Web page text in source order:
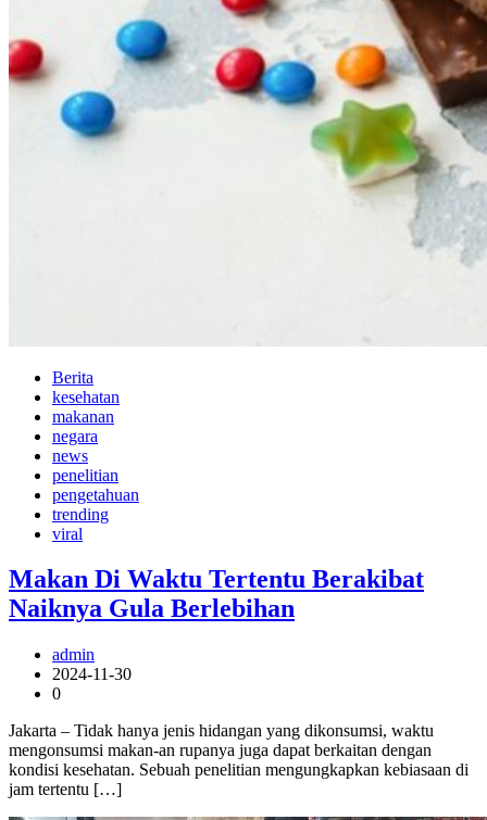
Berita
kesehatan
makanan
negara
news
penelitian
pengetahuan
trending
viral
Makan Di Waktu Tertentu Berakibat
Naiknya Gula Berlebihan
admin
2024-11-30
0
Jakarta – Tidak hanya jenis hidangan yang dikonsumsi, waktu
mengonsumsi makan-an rupanya juga dapat berkaitan dengan
kondisi kesehatan. Sebuah penelitian mengungkapkan kebiasaan di
jam tertentu […]